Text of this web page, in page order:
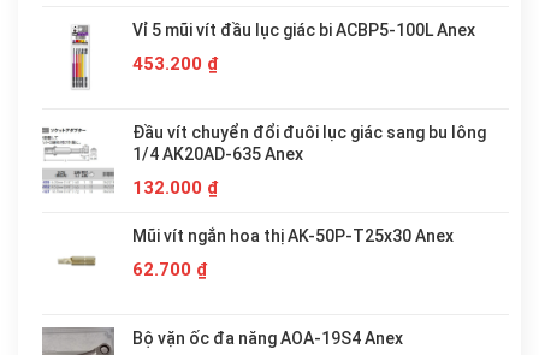
Vỉ 5 mũi vít đầu lục giác bi ACBP5-100L Anex
453.200 ₫
Đầu vít chuyển đổi đuôi lục giác sang bu lông
1/4 AK20AD-635 Anex
132.000 ₫
Mũi vít ngắn hoa thị AK-50P-T25x30 Anex
62.700 ₫
Bộ vặn ốc đa năng AOA-19S4 Anex